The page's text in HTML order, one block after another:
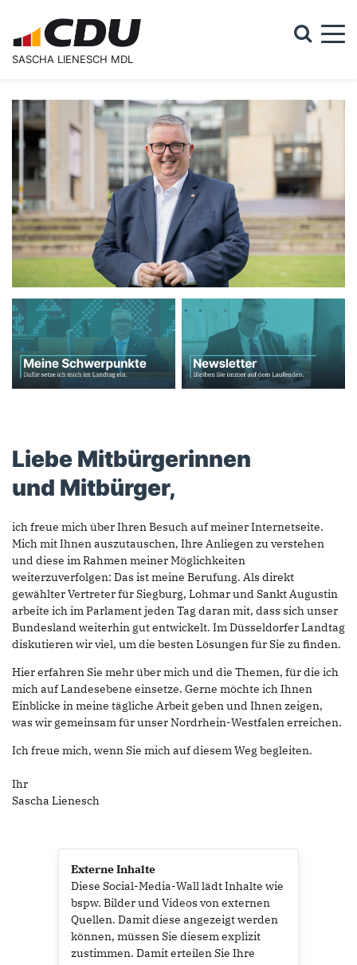
SASCHA LIENESCH MDL
Suchformular
Startseite
Liebe Mitbürgerinnen
und Mitbürger,
ich freue mich über Ihren Besuch auf meiner Internetseite.
Mich mit Ihnen auszutauschen, Ihre Anliegen zu verstehen
und diese im Rahmen meiner Möglichkeiten
weiterzuverfolgen: Das ist meine Berufung. Als direkt
gewählter Vertreter für Siegburg, Lohmar und Sankt Augustin
arbeite ich im Parlament jeden Tag daran mit, dass sich unser
Bundesland weiterhin gut entwickelt. Im Düsseldorfer Landtag
diskutieren wir viel, um die besten Lösungen für Sie zu finden.
Hier erfahren Sie mehr über mich und die Themen, für die ich
mich auf Landesebene einsetze. Gerne möchte ich Ihnen
Einblicke in meine tägliche Arbeit geben und Ihnen zeigen,
was wir gemeinsam für unser Nordrhein-Westfalen erreichen.
Ich freue mich, wenn Sie mich auf diesem Weg begleiten.
Ihr
Sascha Lienesch
Externe Inhalte
Diese Social-Media-Wall lädt Inhalte wie
bspw. Bilder und Videos von externen
Quellen. Damit diese angezeigt werden
können, müssen Sie diesem explizit
zustimmen. Damit erteilen Sie Ihre